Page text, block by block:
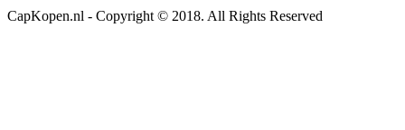
CapKopen.nl - Copyright © 2018. All Rights Reserved